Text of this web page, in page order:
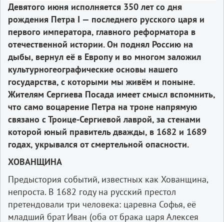
Девятого июня исполняется 350 лет со дня
рождения Петра I — последнего русского царя и
первого императора, главного реформатора в
отечественной истории. Он поднял Россию на
дыбы, вернул её в Европу и во многом заложил
культурногеографические основы нашего
государства, с которыми мы живём и поныне.
Жителям Сергиева Посада имеет смысл вспомнить,
что само воцарение Петра на троне напрямую
связано с Троице-Сергиевой лаврой, за стенами
которой юный правитель дважды, в 1682 и 1689
годах, укрывался от смертельной опасности.
ХОВАНЩИНА
Предыстория событий, известных как Хованщина,
непроста. В 1682 году на русский престол
претендовали три человека: царевна Софья, её
младший брат Иван (оба от брака царя Алексея